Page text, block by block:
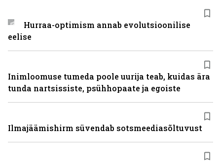
Hurraa-optimism annab evolutsioonilise
eelise
Inimloomuse tumeda poole uurija teab, kuidas ära
tunda nartsissiste, psühhopaate ja egoiste
Ilmajäämishirm süvendab sotsmeediasõltuvust